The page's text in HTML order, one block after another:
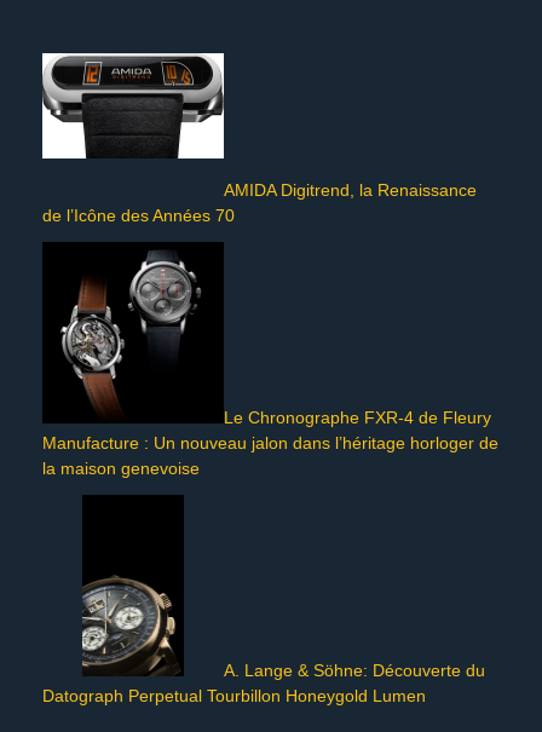
AMIDA Digitrend, la Renaissance
de l’Icône des Années 70
Le Chronographe FXR-4 de Fleury
Manufacture : Un nouveau jalon dans l’héritage horloger de
la maison genevoise
A. Lange & Söhne: Découverte du
Datograph Perpetual Tourbillon Honeygold Lumen